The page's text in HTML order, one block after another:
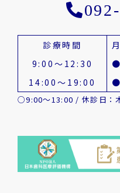
診療時間 月
9:00～12:30
●
14:00～19:00
●
○9:00～13:00 / 休診日：